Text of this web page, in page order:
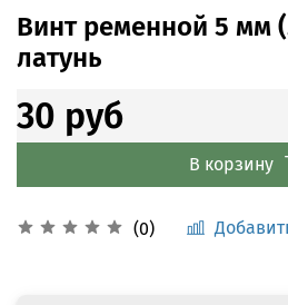
Винт ременной 5 мм
латунь
(0)
30 руб
В корзину